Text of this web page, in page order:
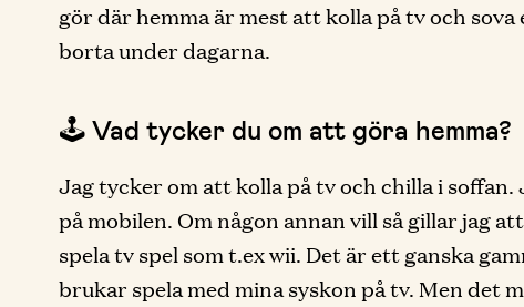
gör där hemma är mest att kolla på tv och
borta under dagarna.
🕹 Vad tycker du om att göra hemma?
Jag tycker om att kolla på tv och chilla i
på mobilen. Om någon annan vill så gillar jag
spela tv spel som t.ex wii. Det är ett ganska
brukar spela med mina syskon på tv. Men det